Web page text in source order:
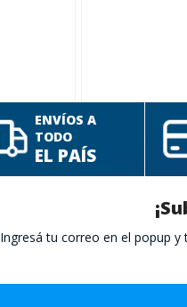
ENVÍOS A
TODO
EL PAÍS
Ingresá tu correo en el popup